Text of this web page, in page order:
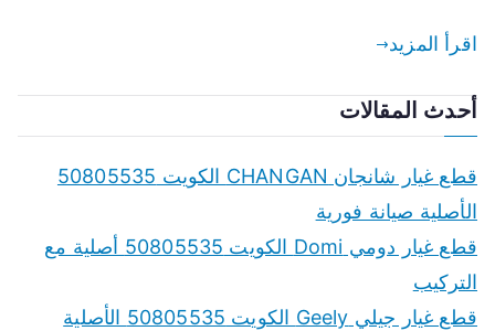
اقرأ المزيد
أحدث المقالات
قطع غيار شانجان CHANGAN الكويت 50805535
الأصلية صيانة فورية
قطع غيار دومي Domi الكويت 50805535 أصلية مع
التركيب
قطع غيار جيلي Geely الكويت 50805535 الأصلية